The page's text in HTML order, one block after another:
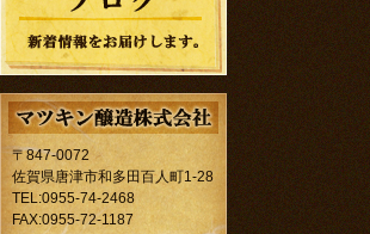
〒847-0072
佐賀県唐津市和多田百人町1-28
TEL:0955-74-2468
FAX:0955-72-1187